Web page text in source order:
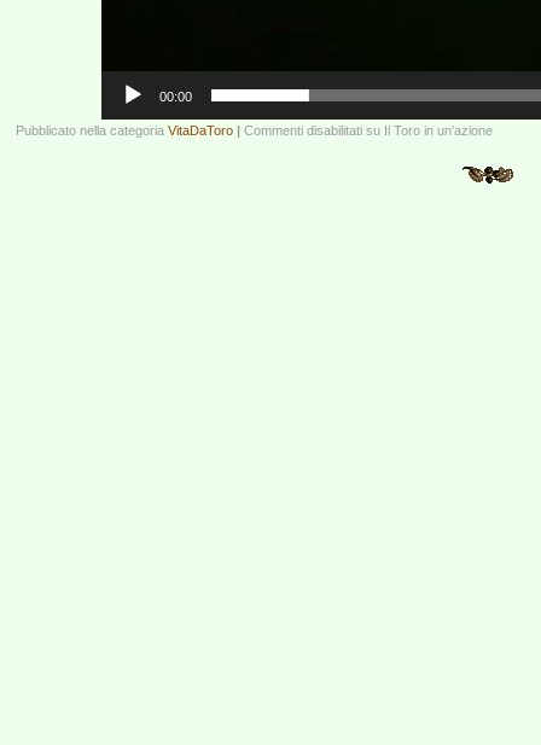
00:00
Pubblicato nella categoria VitaDaToro | Commenti disabilitati su Il Toro in un’azione